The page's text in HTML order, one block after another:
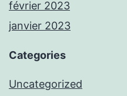
février 2023
janvier 2023
Categories
Uncategorized